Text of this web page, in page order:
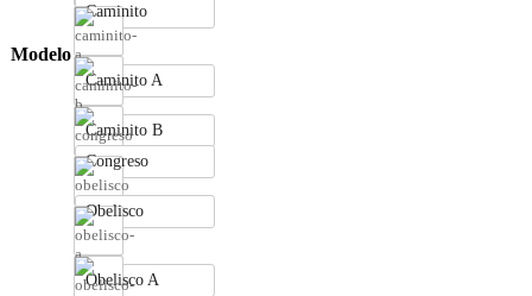
Modelo
Caminito
Caminito A
Caminito B
Congreso
Obelisco
Obelisco A